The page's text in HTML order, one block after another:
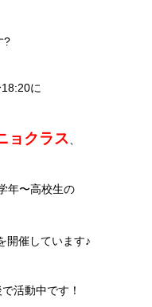
?
に
ョクラス
年〜高校生の
開催しています♪
活動中です！